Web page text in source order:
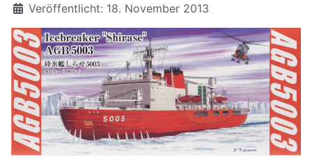
Details
Veröffentlicht: 18. November 2013